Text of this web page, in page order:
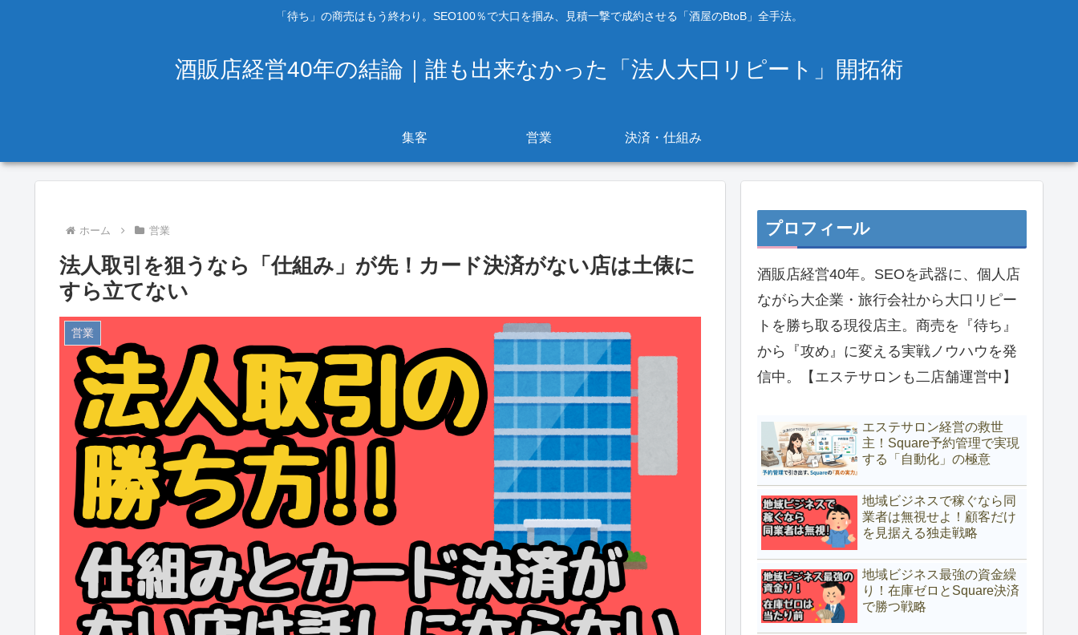
「待ち」の商売はもう終わり。SEO100％で大口を掴み、見積一撃で成約させる「酒屋のBtoB」全手法。
酒販店経営40年の結論｜誰も出来なかった「法人大口リピート」開拓術
集客 営業 決済・仕組み
ホーム 営業
法人取引を狙うなら「仕組み」が先！カード決済がない店は土俵に
すら立てない
営業
プロフィール
酒販店経営40年。SEOを武器に、個人店
ながら大企業・旅行会社から大口リピー
トを勝ち取る現役店主。商売を『待ち』
から『攻め』に変える実戦ノウハウを発
信中。【エステサロンも二店舗運営中】
エステサロン経営の救世
主！Square予約管理で実現
する「自動化」の極意
地域ビジネスで稼ぐなら同
業者は無視せよ！顧客だけ
を見据える独走戦略
地域ビジネス最強の資金繰
り！在庫ゼロとSquare決済
で勝つ戦略